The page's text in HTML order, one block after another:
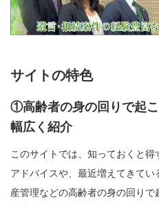
サイトの特色
①高齢者の身の回りで起
幅広く紹介
このサイトでは、知っておくと
アドバイスや、最近増えてきて
産管理などの高齢者の身の回り